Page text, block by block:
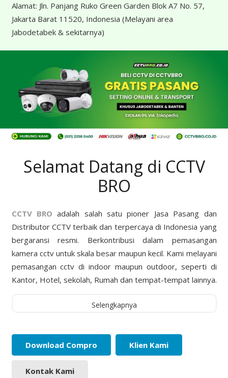
Alamat: Jln. Panjang Ruko Green Garden Blok A7 No. 57,
Jakarta Barat 11520, Indonesia (Melayani area
Jabodetabek & sekitarnya)
Selamat Datang di CCTV
BRO
CCTV BRO adalah salah satu pioner Jasa Pasang dan
Distributor CCTV terbaik dan terpercaya di Indonesia yang
bergaransi resmi. Berkontribusi dalam pemasangan
kamera cctv untuk skala besar maupun kecil. Kami melayani
pemasangan cctv di indoor maupun outdoor, seperti di
Kantor, Hotel, sekolah, Rumah dan tempat-tempat lainnya.
Selengkapnya
Download Compro Klien Kami
Kontak Kami